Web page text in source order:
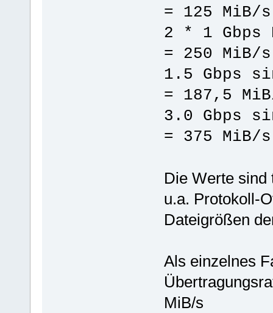
= 125 MiB/s
2 * 1 Gbps
= 250 MiB/s
1.5 Gbps
= 187,5
3.0 Gbps
= 375 MiB/s
Die Werte sind
u.a. Protokoll-
Dateigrößen
Als einzelnes
MiB/s